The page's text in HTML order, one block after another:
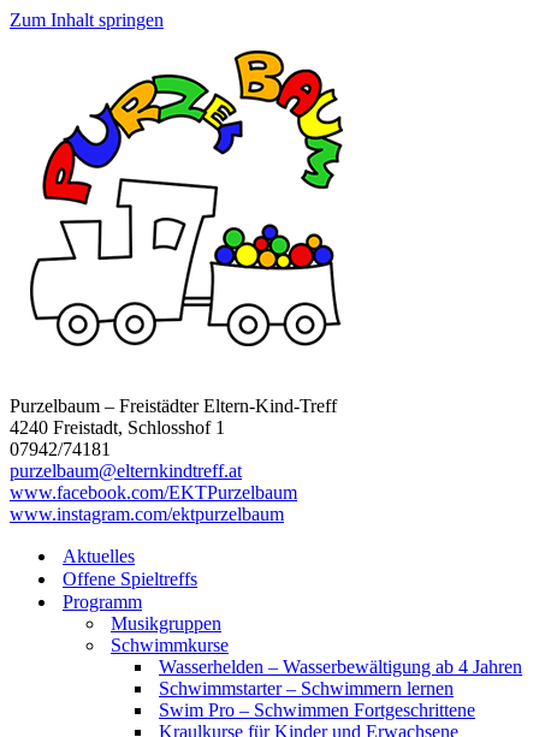
Zum Inhalt springen
Purzelbaum – Freistädter Eltern-Kind-Treff
4240 Freistadt, Schlosshof 1
07942/74181
purzelbaum@elternkindtreff.at
www.facebook.com/EKTPurzelbaum
www.instagram.com/ektpurzelbaum
Aktuelles
Offene Spieltreffs
Programm
Musikgruppen
Schwimmkurse
Wasserhelden – Wasserbewältigung ab 4 Jahren
Schwimmstarter – Schwimmern lernen
Swim Pro – Schwimmen Fortgeschrittene
Kraulkurse für Kinder und Erwachsene